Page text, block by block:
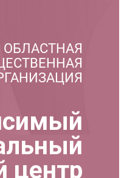
ОБЛАСТНАЯ
центр